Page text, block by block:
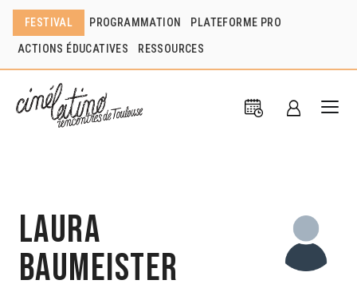
FESTIVAL PROGRAMMATION PLATEFORME PRO
ACTIONS ÉDUCATIVES RESSOURCES
Laura
Baumeister